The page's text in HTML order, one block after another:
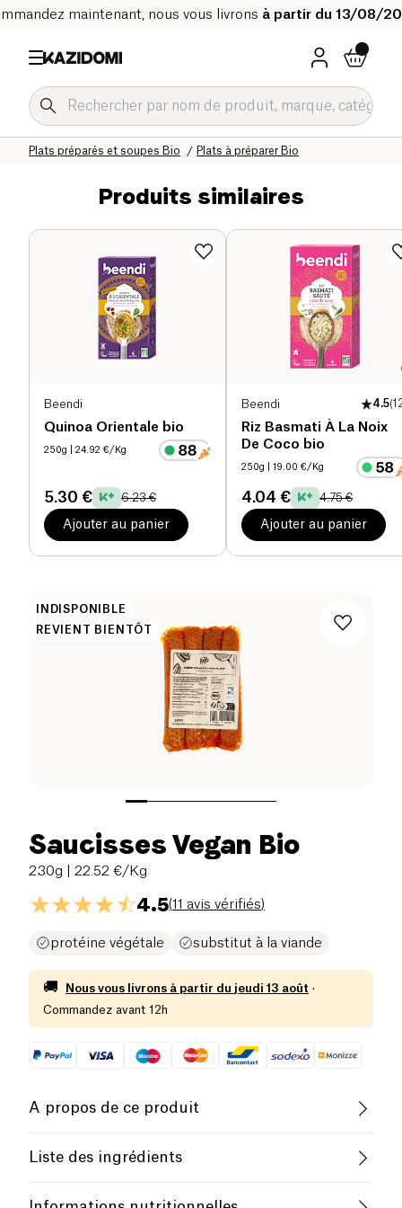
maintenant, nous vous livrons à partir du 13/08/
Plats à préparer Bio
Plats préparés et soupes Bio
Epicerie salée Bio
Notre catalogue bio
Accueil
Produits similaires
Beendi
Quinoa Orientale bio
250g | 24.92 €/Kg
5.30 € 6.23 €
Ajouter au panier
Beendi 4.5(
Riz Basmati À La Noix
De Coco bio
250g | 19.00 €/Kg
4.04 € 4.75 €
Ajouter au panier
INDISPONIBLE
REVIENT BIENTÔT
Saucisses Vegan Bio
230g | 22.52 €/Kg
4.5(11 avis vérifiés)
protéine végétale substitut à la viande
🚚 Nous vous livrons à partir du jeudi 13 août ·
Commandez avant 12h
A propos de ce produit
Biologique Végétarien
Liste des ingrédients